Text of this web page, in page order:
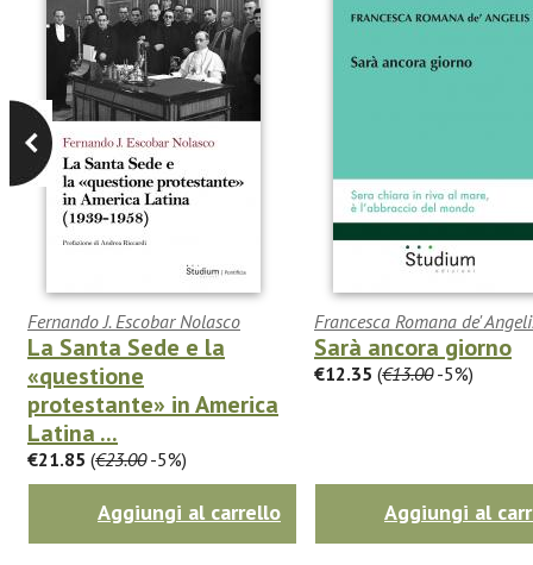
Fernando J. Escobar Nolasco
La Santa Sede e la
«questione
protestante» in America
Latina ...
€21.85 (€23.00-5%)
Aggiungi al carrello
Francesca Romana de'
Sarà ancora giorno
€12.35 (€13.00-5%)
Aggiungi al